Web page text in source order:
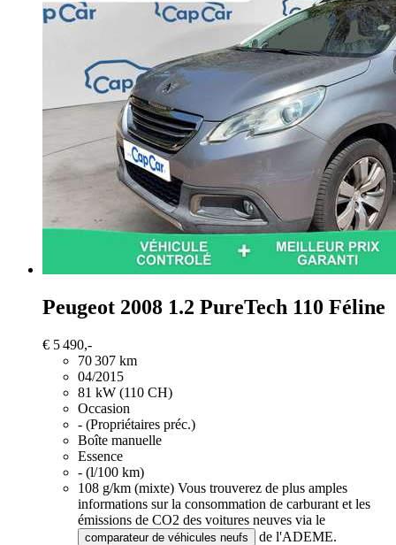
Peugeot 2008 1.2 PureTech 110 Féline
€ 5 490,-
70 307 km
04/2015
81 kW (110 CH)
Occasion
- (Propriétaires préc.)
Boîte manuelle
Essence
- (l/100 km)
108 g/km (mixte) Vous trouverez de plus amples
informations sur la consommation de carburant et les
émissions de CO2 des voitures neuves via le
comparateur de véhicules neufs
de l'ADEME.